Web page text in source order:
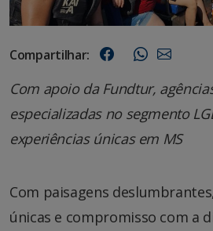
Compartilhar:
Com apoio da Fundtur,
especializadas no segmento
experiências únicas em MS
Com paisagens
únicas e compromisso com a